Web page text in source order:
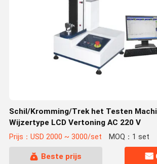
Schil/Kromming/Trek het Testen
Wijzertype LCD Vertoning AC 220 V
Prijs：USD 2000 ~ 3000/set MOQ：1 set
Beste prijs